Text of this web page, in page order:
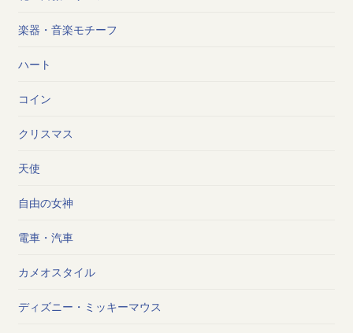
楽器・音楽モチーフ
ハート
コイン
クリスマス
天使
自由の女神
電車・汽車
カメオスタイル
ディズニー・ミッキーマウス